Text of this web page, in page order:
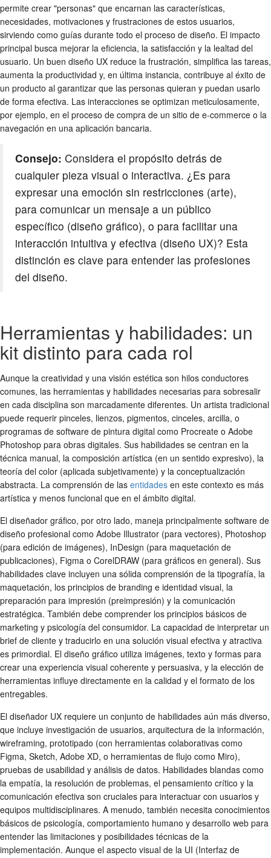
permite crear "personas" que encarnan las características,
necesidades, motivaciones y frustraciones de estos usuarios,
sirviendo como guías durante todo el proceso de diseño. El impacto
principal busca mejorar la eficiencia, la satisfacción y la lealtad del
usuario. Un buen diseño UX reduce la frustración, simplifica las tareas,
aumenta la productividad y, en última instancia, contribuye al éxito de
un producto al garantizar que las personas quieran y puedan usarlo
de forma efectiva. Las interacciones se optimizan meticulosamente,
por ejemplo, en el proceso de compra de un sitio de e-commerce o la
navegación en una aplicación bancaria.
Consejo: Considera el propósito detrás de
cualquier pieza visual o interactiva. ¿Es para
expresar una emoción sin restricciones (arte),
para comunicar un mensaje a un público
específico (diseño gráfico), o para facilitar una
interacción intuitiva y efectiva (diseño UX)? Esta
distinción es clave para entender las profesiones
del diseño.
Herramientas y habilidades: un
kit distinto para cada rol
Aunque la creatividad y una visión estética son hilos conductores
comunes, las herramientas y habilidades necesarias para sobresalir
en cada disciplina son marcadamente diferentes. Un artista tradicional
puede requerir pinceles, lienzos, pigmentos, cinceles, arcilla, o
programas de software de pintura digital como Procreate o Adobe
Photoshop para obras digitales. Sus habilidades se centran en la
técnica manual, la composición artística (en un sentido expresivo), la
teoría del color (aplicada subjetivamente) y la conceptualización
abstracta. La comprensión de las entidades en este contexto es más
artística y menos funcional que en el ámbito digital.
El diseñador gráfico, por otro lado, maneja principalmente software de
diseño profesional como Adobe Illustrator (para vectores), Photoshop
(para edición de imágenes), InDesign (para maquetación de
publicaciones), Figma o CorelDRAW (para gráficos en general). Sus
habilidades clave incluyen una sólida comprensión de la tipografía, la
maquetación, los principios de branding e identidad visual, la
preparación para impresión (preimpresión) y la comunicación
estratégica. También debe comprender los principios básicos de
marketing y psicología del consumidor. La capacidad de interpretar un
brief de cliente y traducirlo en una solución visual efectiva y atractiva
es primordial. El diseño gráfico utiliza imágenes, texto y formas para
crear una experiencia visual coherente y persuasiva, y la elección de
herramientas influye directamente en la calidad y el formato de los
entregables.
El diseñador UX requiere un conjunto de habilidades aún más diverso,
que incluye investigación de usuarios, arquitectura de la información,
wireframing, prototipado (con herramientas colaborativas como
Figma, Sketch, Adobe XD, o herramientas de flujo como Miro),
pruebas de usabilidad y análisis de datos. Habilidades blandas como
la empatía, la resolución de problemas, el pensamiento crítico y la
comunicación efectiva son cruciales para interactuar con usuarios y
equipos multidisciplinares. A menudo, también necesita conocimientos
básicos de psicología, comportamiento humano y desarrollo web para
entender las limitaciones y posibilidades técnicas de la
implementación. Aunque el aspecto visual de la UI (Interfaz de